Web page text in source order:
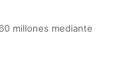
millones mediante